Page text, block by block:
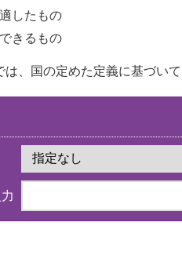
したもの
きるもの
、国の定めた定義に基づい